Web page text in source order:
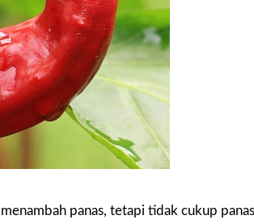
panas, tetapi tidak cukup panas